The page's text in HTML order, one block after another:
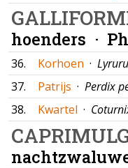
hoenders ·
36. Korhoen ·
37.
Patrijs · Perdix
38.
Kwartel ·